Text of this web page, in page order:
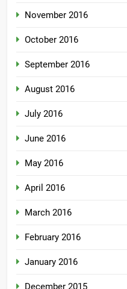
November 2016
October 2016
September 2016
August 2016
July 2016
June 2016
May 2016
April 2016
March 2016
February 2016
January 2016
December 2015